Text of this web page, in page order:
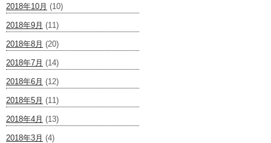
2018年10月 (10)
2018年9月 (11)
2018年8月 (20)
2018年7月 (14)
2018年6月 (12)
2018年5月 (11)
2018年4月 (13)
2018年3月 (4)